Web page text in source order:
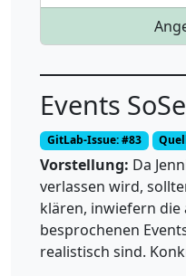
Events
GitLab-Issue: #83
Vorstellung: Da
verlassen wird,
klären, inwiefern die
besprochenen
realistisch sind.